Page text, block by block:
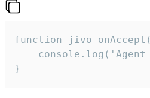
function
}